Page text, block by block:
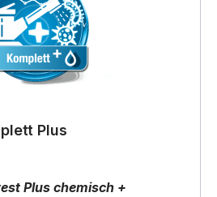
Plus
Plus chemisch +